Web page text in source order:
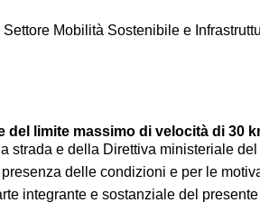
Settore Mobilità Sostenibile e
del limite massimo di velocità di 30
strada e della Direttiva ministeriale
delle condizioni e per le
integrante e sostanziale del